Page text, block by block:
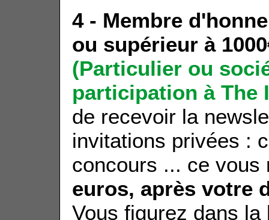
4 - Membre
ou supérieur à
(Particulier ou
participation à The
de recevoir la
invitations privées :
concours ... ce
euros, après votre
Vous figurez dans